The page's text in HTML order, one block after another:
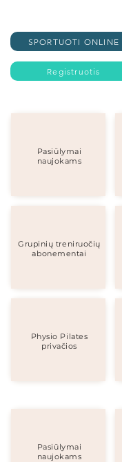
Registruotis
SPORTUOTI ONLINE
Pasiūlymai
naujokams
Grupinių treniruočių
abonementai
Physio Pilates
privačios
Pasiūlymai
naujokams